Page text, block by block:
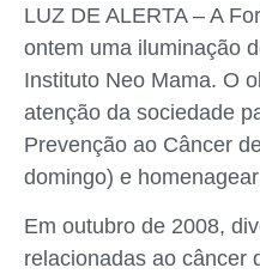
LUZ DE ALERTA – A
ontem uma iluminação
Instituto Neo Mama. O
atenção da sociedade
Prevenção ao Câncer
domingo) e
Em outubro de 2008,
relacionadas ao câncer